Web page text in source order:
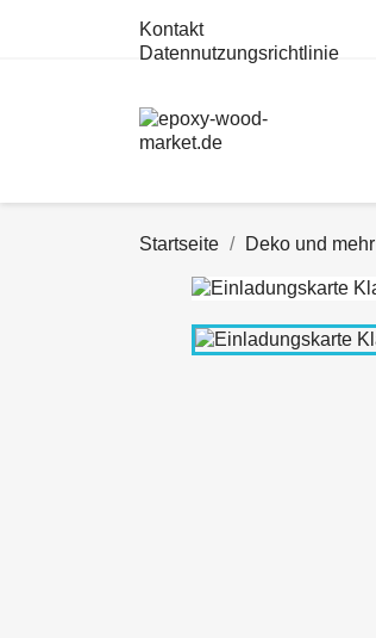
Kontakt
Datennutzungsrichtlinie
Startseite Deko und mehr